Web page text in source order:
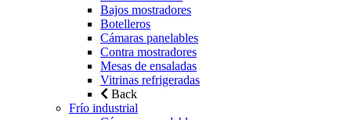
Bajos mostradores
Botelleros
Cámaras panelables
Contra mostradores
Mesas de ensaladas
Vitrinas refrigeradas
Back
Frío industrial